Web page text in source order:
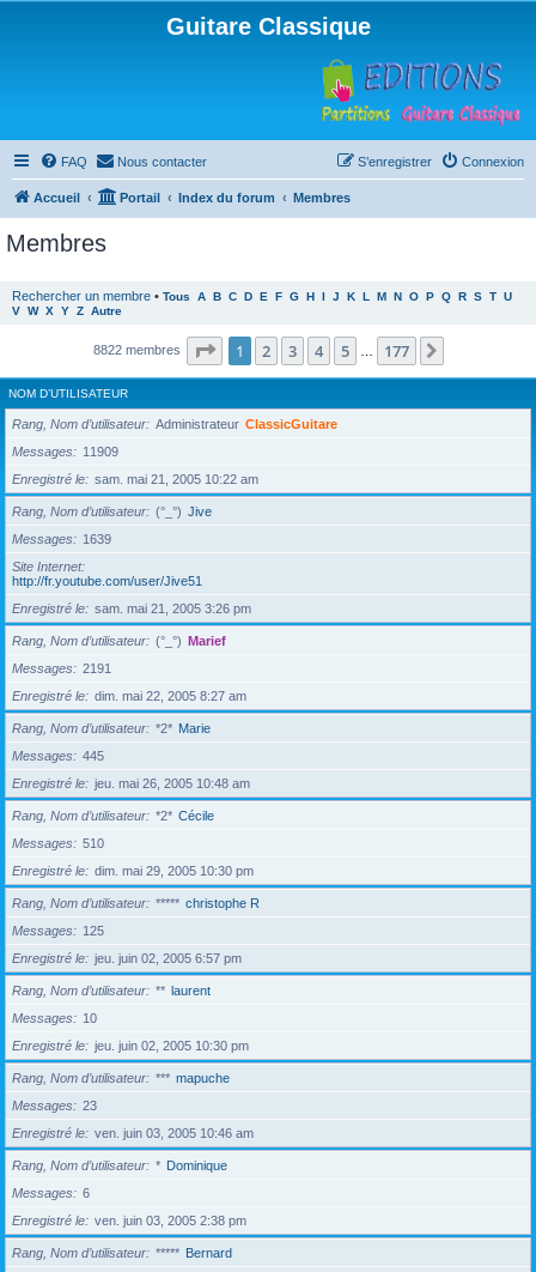
Guitare Classique
FAQ Nous contacter Connexion
S’enregistrer
Accueil Portail Index du forum Membres
Membres
Rechercher un membre • Tous A B C D E F G H I J K L M N O P Q R S T U
V W X Y Z Autre
8822 membres Page 1sur177
1 2 3 4 5 177
NOM D’UTILISATEUR
Rang, Nom d’utilisateur Administrateur ClassicGuitare
Messages
11909
Enregistré le
sam. mai 21, 2005 10:22 am
Rang, Nom d’utilisateur (°_°) Jive
Messages
1639
Site Internet
http://fr.youtube.com/user/Jive51
Enregistré le
sam. mai 21, 2005 3:26 pm
Rang, Nom d’utilisateur (°_°) Marief
Messages
2191
Enregistré le
dim. mai 22, 2005 8:27 am
Rang, Nom d’utilisateur *2* Marie
Messages
445
Enregistré le
jeu. mai 26, 2005 10:48 am
Rang, Nom d’utilisateur *2* Cécile
Messages
510
Enregistré le
dim. mai 29, 2005 10:30 pm
Rang, Nom d’utilisateur ***** christophe R
Messages
125
Enregistré le
jeu. juin 02, 2005 6:57 pm
Rang, Nom d’utilisateur ** laurent
Messages
10
Enregistré le
jeu. juin 02, 2005 10:30 pm
Rang, Nom d’utilisateur *** mapuche
Messages
23
Enregistré le
ven. juin 03, 2005 10:46 am
Rang, Nom d’utilisateur * Dominique
Messages
6
Enregistré le
ven. juin 03, 2005 2:38 pm
Rang, Nom d’utilisateur ***** Bernard